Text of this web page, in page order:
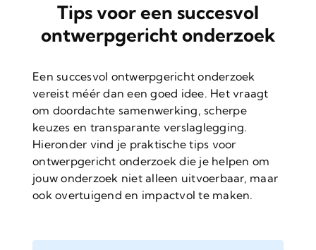
Tips voor een succesvol
ontwerpgericht onderzoek
Een succesvol ontwerpgericht onderzoek
vereist méér dan een goed idee. Het vraagt
om doordachte samenwerking, scherpe
keuzes en transparante verslaglegging.
Hieronder vind je praktische tips voor
ontwerpgericht onderzoek die je helpen om
jouw onderzoek niet alleen uitvoerbaar, maar
ook overtuigend en impactvol te maken.